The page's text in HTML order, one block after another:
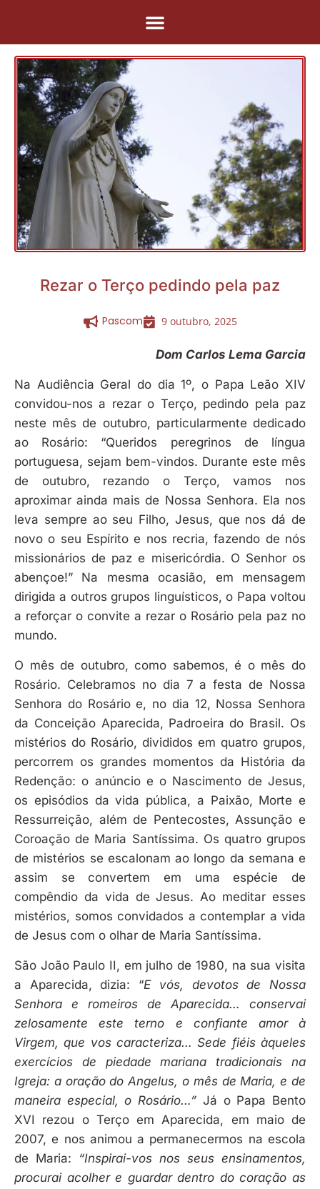
para
conteúdo
Rezar o Terço pedindo pela paz
Pascom 9 outubro, 2025
Dom Carlos Lema Garcia
Na Audiência Geral do dia 1º, o Papa Leão XIV
convidou-nos a rezar o Terço, pedindo pela paz
neste mês de outubro, particularmente dedicado
ao Rosário: “Queridos peregrinos de língua
portuguesa, sejam bem-vindos. Durante este mês
de outubro, rezando o Terço, vamos nos
aproximar ainda mais de Nossa Senhora. Ela nos
leva sempre ao seu Filho, Jesus, que nos dá de
novo o seu Espírito e nos recria, fazendo de nós
missionários de paz e misericórdia. O Senhor os
abençoe!” Na mesma ocasião, em mensagem
dirigida a outros grupos linguísticos, o Papa voltou
a reforçar o convite a rezar o Rosário pela paz no
mundo.
O mês de outubro, como sabemos, é o mês do
Rosário. Celebramos no dia 7 a festa de Nossa
Senhora do Rosário e, no dia 12, Nossa Senhora
da Conceição Aparecida, Padroeira do Brasil. Os
mistérios do Rosário, divididos em quatro grupos,
percorrem os grandes momentos da História da
Redenção: o anúncio e o Nascimento de Jesus,
os episódios da vida pública, a Paixão, Morte e
Ressurreição, além de Pentecostes, Assunção e
Coroação de Maria Santíssima. Os quatro grupos
de mistérios se escalonam ao longo da semana e
assim se convertem em uma espécie de
compêndio da vida de Jesus. Ao meditar esses
mistérios, somos convidados a contemplar a vida
de Jesus com o olhar de Maria Santíssima.
São João Paulo II, em julho de 1980, na sua visita
a Aparecida, dizia: “E vós, devotos de Nossa
Senhora e romeiros de Aparecida… conservai
zelosamente este terno e confiante amor à
Virgem, que vos caracteriza… Sede fiéis àqueles
exercícios de piedade mariana tradicionais na
Igreja: a oração do Angelus, o mês de Maria, e de
maneira especial, o Rosário…” Já o Papa Bento
XVI rezou o Terço em Aparecida, em maio de
2007, e nos animou a permanecermos na escola
de Maria: “Inspirai-vos nos seus ensinamentos,
procurai acolher e guardar dentro do coração as